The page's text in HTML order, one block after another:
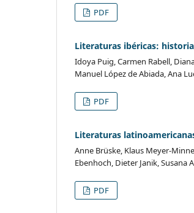
PDF
Literaturas ibéricas:
Idoya Puig, Carmen Rabell,
Manuel López de Abiada, Ana
PDF
Literaturas
Anne Brüske, Klaus Meyer-
Ebenhoch, Dieter Janik,
PDF